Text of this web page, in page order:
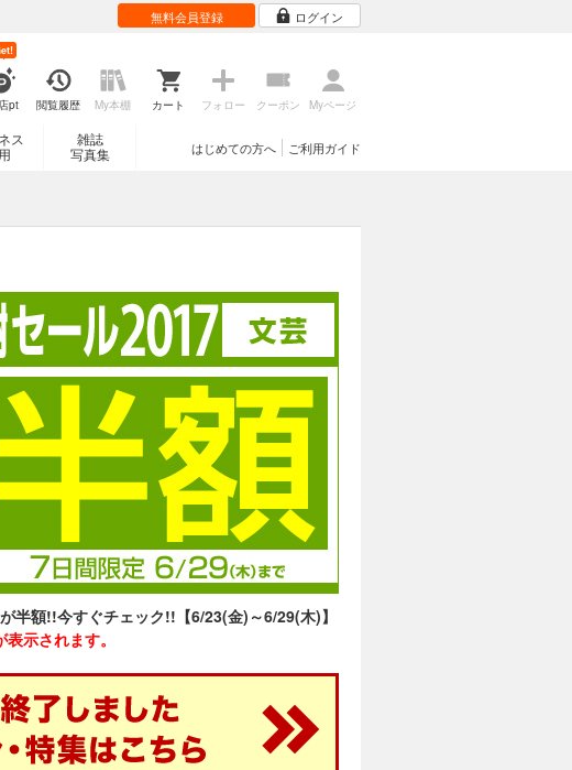
無料会員登録 ログイン
pt 閲覧履歴 My本棚 カート フォロー クーポン Myページ
ス
雑誌
写真集
ご利用ガイド
はじめての方へ
半額!!今すぐチェック!!【6/23(金)～6/29(木)】
示されます。